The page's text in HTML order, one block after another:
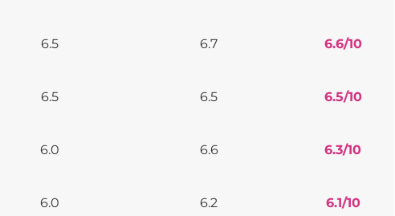
6.5 6.7 6.6/10
6.5 6.5 6.5/10
6.0 6.6 6.3/10
6.0 6.2 6.1/10